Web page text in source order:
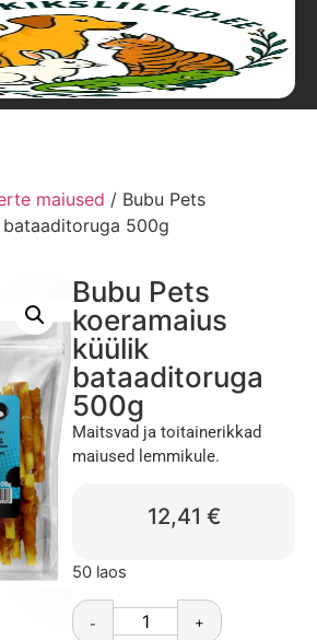
maiused / Bubu Pets
500g
Bubu Pets
koeramaius
küülik
bataaditoruga
500g
Maitsvad ja toitainerikkad
maiused lemmikule.
12,41 €
50 laos
- +